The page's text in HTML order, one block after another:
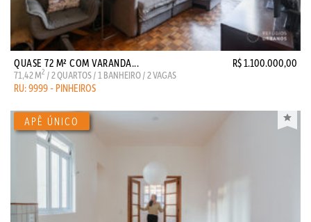
QUASE 72 M² COM VARANDA... R$ 1.100.000,00
71,42 M2 / 2 QUARTOS / 1 BANHEIRO / 2 VAGAS
RU: 9999 - PINHEIROS